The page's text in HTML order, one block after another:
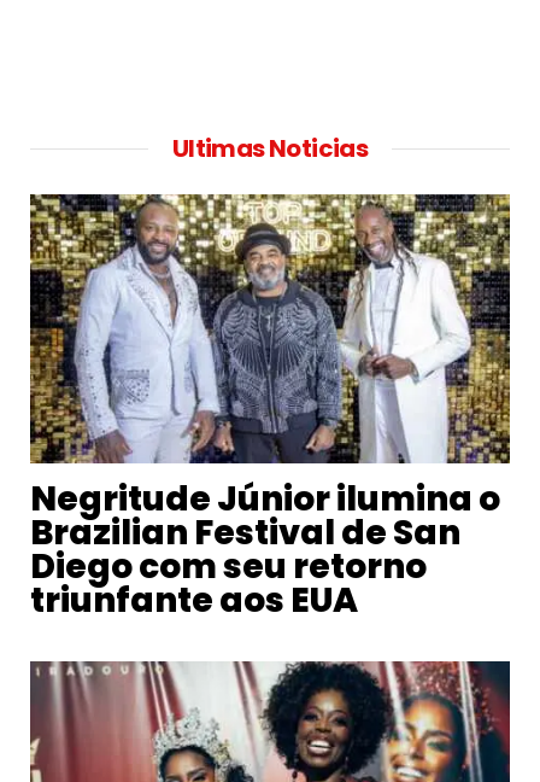
Ultimas Noticias
Negritude Júnior ilumina o
Brazilian Festival de San
Diego com seu retorno
triunfante aos EUA